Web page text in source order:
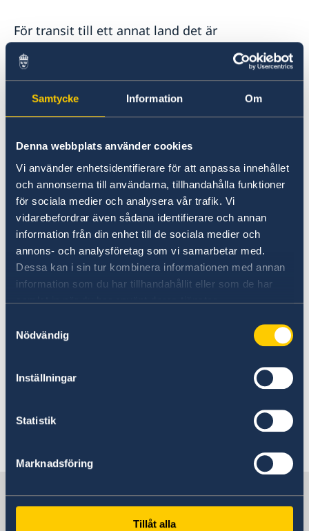
Samtycke Information Om
Denna webbplats använder cookies
Vi använder enhetsidentifierare för att anpassa innehållet
och annonserna till användarna, tillhandahålla funktioner
för sociala medier och analysera vår trafik. Vi
vidarebefordrar även sådana identifierare och annan
information från din enhet till de sociala medier och
annons- och analysföretag som vi samarbetar med.
Dessa kan i sin tur kombinera informationen med annan
information som du har tillhandahållit eller som de har
samlat in när du har använt deras tjänster.
Nödvändig
Inställningar
Statistik
Marknadsföring
Tillåt alla
För transit till ett annat land det är
obligatoriskt att underteckna en
transiteringsdeklaration som anger att
personen kommer att lämna Nordmakedoniens
territorium inom fem timmar, och presentera
transiteringdeklarationen vid gränspassagen.
transiterande passagerare.
Både nordmakedonska och utländska
medborgare som inte kan uppvisa något av
dessa intyg vid inresa till Nordmakedonien
måste självisolera sig i sju dagar. Möjlighet
finns att förkorta tiden för självisolering till fem
dagar om ett negativt PCR-testresultat kan
Utländska medborgare måste själva täcka alla
Sverige i Nordmakedonien,
Skopje